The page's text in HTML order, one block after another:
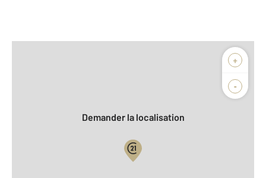
+
-
Biens vendus
Demander la localisation